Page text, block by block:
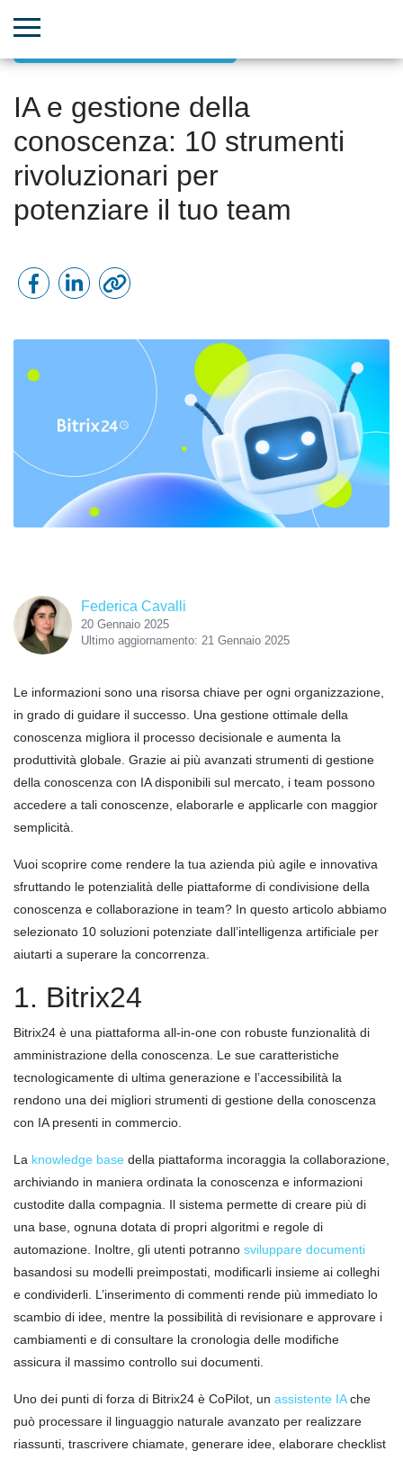
IA e gestione della
conoscenza: 10 strumenti
rivoluzionari per
potenziare il tuo team
Federica Cavalli
20 Gennaio 2025
Ultimo aggiornamento: 21 Gennaio 2025
Le informazioni sono una risorsa chiave per ogni organizzazione,
in grado di guidare il successo. Una gestione ottimale della
conoscenza migliora il processo decisionale e aumenta la
produttività globale. Grazie ai più avanzati strumenti di gestione
della conoscenza con IA disponibili sul mercato, i team possono
accedere a tali conoscenze, elaborarle e applicarle con maggior
semplicità.
Vuoi scoprire come rendere la tua azienda più agile e innovativa
sfruttando le potenzialità delle piattaforme di condivisione della
conoscenza e collaborazione in team? In questo articolo abbiamo
selezionato 10 soluzioni potenziate dall’intelligenza artificiale per
aiutarti a superare la concorrenza.
1. Bitrix24
Bitrix24 è una piattaforma all-in-one con robuste funzionalità di
amministrazione della conoscenza. Le sue caratteristiche
tecnologicamente di ultima generazione e l’accessibilità la
rendono una dei migliori strumenti di gestione della conoscenza
con IA presenti in commercio.
La knowledge base della piattaforma incoraggia la collaborazione,
archiviando in maniera ordinata la conoscenza e informazioni
custodite dalla compagnia. Il sistema permette di creare più di
una base, ognuna dotata di propri algoritmi e regole di
automazione. Inoltre, gli utenti potranno sviluppare documenti
basandosi su modelli preimpostati, modificarli insieme ai colleghi
e condividerli. L’inserimento di commenti rende più immediato lo
scambio di idee, mentre la possibilità di revisionare e approvare i
cambiamenti e di consultare la cronologia delle modifiche
assicura il massimo controllo sui documenti.
Uno dei punti di forza di Bitrix24 è CoPilot, un assistente IAche
può processare il linguaggio naturale avanzato per realizzare
riassunti, trascrivere chiamate, generare idee, elaborare checklist